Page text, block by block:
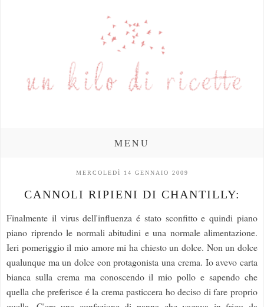
MENU
MERCOLEDÌ 14 GENNAIO 2009
CANNOLI RIPIENI DI CHANTILLY:
Finalmente il virus dell'influenza é stato sconfitto e quindi piano
piano riprendo le normali abitudini e una normale alimentazione.
Ieri pomeriggio il mio amore mi ha chiesto un dolce. Non un dolce
qualunque ma un dolce con protagonista una crema. Io avevo carta
bianca sulla crema ma conoscendo il mio pollo e sapendo che
quella che preferisce é la crema pasticcera ho deciso di fare proprio